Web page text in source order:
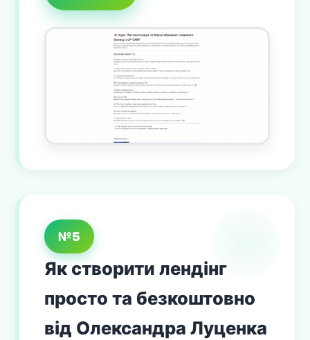
№5
Як створити лендінг
просто та безкоштовно
від Олександра Луценка